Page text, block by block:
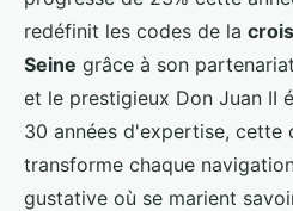
redéfinit les codes de la
Seine grâce à son
et le prestigieux Don Juan II
30 années d'expertise, cette
transforme chaque
gustative où se marient